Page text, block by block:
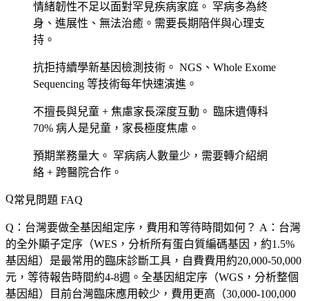
情緒韌性不足以面對罕見疾病家庭。 罕病多為終
身、進展性、無法治癒。需要長期陪伴與心理支
持。
抗拒持續學新基因檢測技術。 NGS、Whole Exome
Sequencing 等技術每年快速演進。
不擅長與兒童 + 焦慮家長深度互動。
臨床遺傳科
70% 病人是兒童，家長極度焦慮。
預期業務量大。 罕病病人數量少，需要轉介紹網
絡 + 跨醫院合作。
常見問題 FAQ
Q：台灣要做全基因組定序，費用和等待時間如何？ A：台灣
的全外顯子定序（WES，分析所有蛋白質編碼基因，約1.5%
基因組）是最常用的臨床診斷工具，自費費用約20,000-50,000
元，等待報告時間約4-8週。全基因組定序（WGS，分析整個
基因組）目前台灣臨床應用較少，費用更高（30,000-100,000